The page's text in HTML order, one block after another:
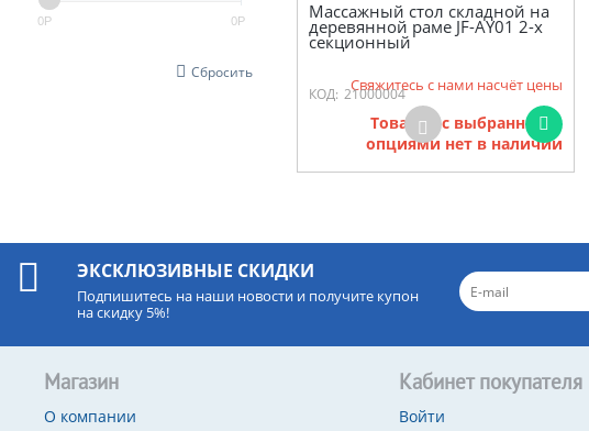
0Р 0Р
Сбросить
Массажный стол складной на
деревянной раме JF-AY01 2-х
секционный
КОД: 21000004
Свяжитесь с нами насчёт цены
Товаров с выбранными
опциями нет в наличии
ЭКСКЛЮЗИВНЫЕ СКИДКИ
Подпишитесь на наши новости и получите купон
на скидку 5%!
Магазин
О компании
Кабинет покупателя
Войти